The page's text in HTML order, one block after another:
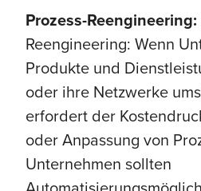
Prozess-Reengineering:
Reengineering: Wenn
Produkte und
oder ihre Netzwerke
erfordert der
oder Anpassung von
Unternehmen sollten